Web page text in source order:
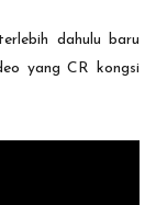
dahulu baru
yang CR kongsi